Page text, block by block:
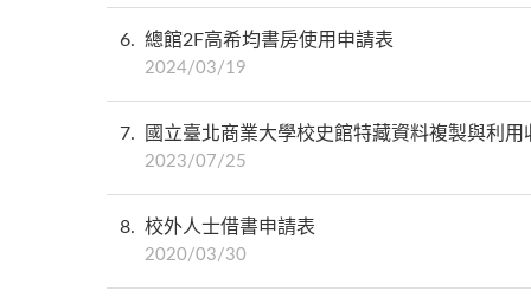
6 總館2F高希均書房使用申請表
2024/03/19
7 國立臺北商業大學校史館特藏資料複製與利用
2023/07/25
8 校外人士借書申請表
2020/03/30